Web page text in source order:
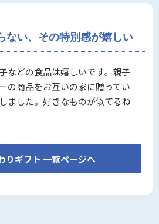
ない、その特別感が嬉しい
などの食品は嬉しいです。親子
の商品をお互いの家に贈ってい
ました。好きなものが似てるね
りギフト 一覧ページへ